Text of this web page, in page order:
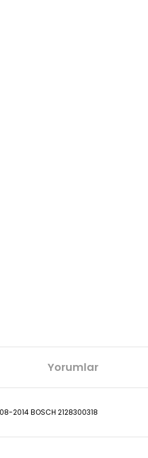
Yorumlar
2014 BOSCH 2128300318